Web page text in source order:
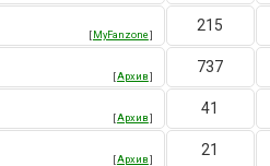
[MyFanzone]
215
[Архив]
737
[Архив]
41
[Архив]
21